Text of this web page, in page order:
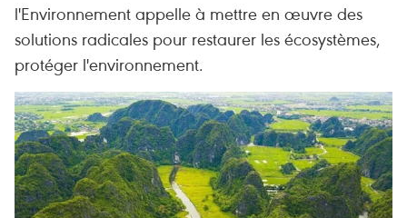
l'Environnement appelle à mettre en œuvre des
solutions radicales pour restaurer les écosystèmes,
protéger l'environnement.